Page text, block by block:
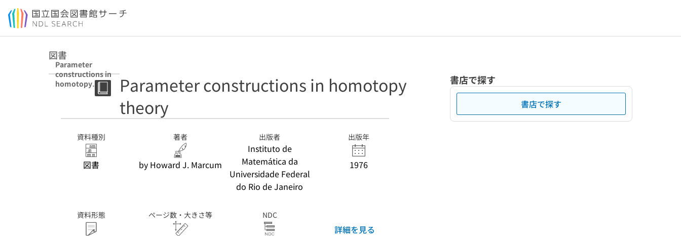
本文へ移動
図書
Parameter
constructions in
homotopy
Parameter constructions in homotopy
theory
資料種別
図書
著者
by Howard J. Marcum
出版者
Instituto de
Matemática da
Universidade Federal
do Rio de Janeiro
出版年
1976
資料形態 ページ数・大きさ等 NDC
詳細を見る
書店で探す
書店で探す